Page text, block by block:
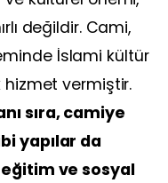
değildir. Cami,
İslami kültür
hizmet vermiştir.
sıra, camiye
yapılar da
ve sosyal